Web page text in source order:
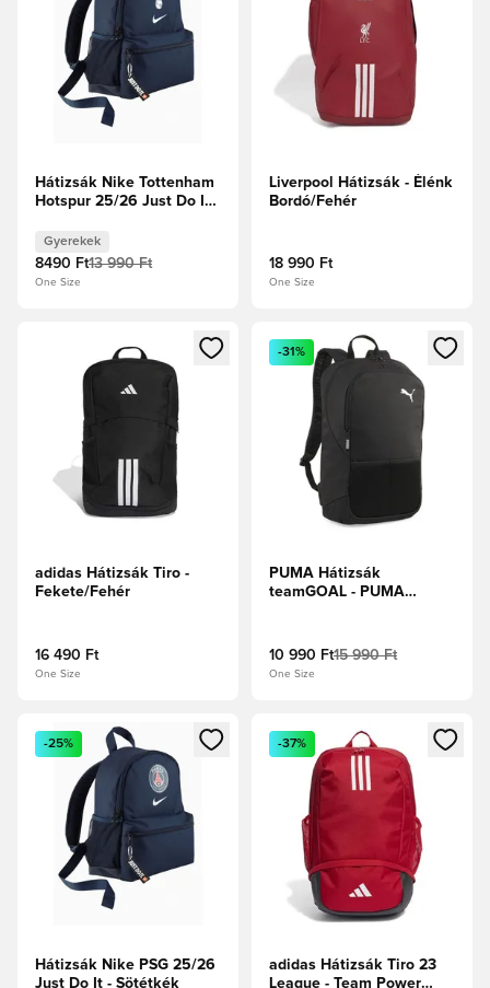
Hátizsák Nike Tottenham
Hotspur 25/26 Just Do It -
Gyerekek
8490 Ft13 990 Ft
One Size
Liverpool Hátizsák - Élénk
Bordó/Fehér
18 990 Ft
One Size
Megnyit egy modált a bejelentkezéshez vagy a tagként
adidas Hátizsák Tiro -
Fekete/Fehér
16 490 Ft
One Size
Megnyit egy modált a
-31%
PUMA Hátizsák
teamGOAL - PUMA
10 990 Ft15 990 Ft
One Size
Megnyit egy modált a bejelentkezéshez vagy a tagként
-25%
Hátizsák Nike PSG 25/26
Just Do It - Sötétkék
Megnyit egy modált a
-37%
adidas Hátizsák Tiro 23
League - Team Power